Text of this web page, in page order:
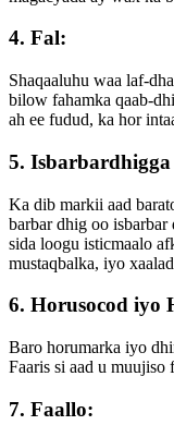
4. Fal:
Shaqaaluhu waa laf-
bilow fahamka qaab-
ah ee fudud, ka hor
5.
Ka dib markii aad
barbar dhig oo
sida loogu isticmaalo
mustaqbalka, iyo
6. Horusocod iyo
Baro horumarka iyo
Faaris si aad u muujiso
7. Faallo: